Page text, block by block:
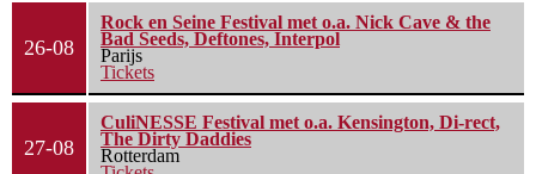
26-08
Rock en Seine Festival met o.a. Nick Cave & the
Bad Seeds, Deftones, Interpol
Parijs
Tickets
27-08
CuliNESSE Festival met o.a. Kensington, Di-rect,
The Dirty Daddies
Rotterdam